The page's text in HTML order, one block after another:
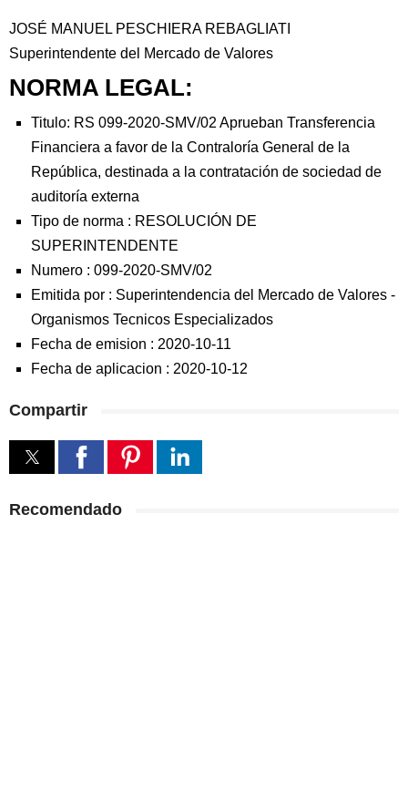
JOSÉ MANUEL PESCHIERA REBAGLIATI
Superintendente del Mercado de Valores
NORMA LEGAL:
Titulo: RS 099-2020-SMV/02 Aprueban Transferencia
Financiera a favor de la Contraloría General de la
República, destinada a la contratación de sociedad de
auditoría externa
Tipo de norma : RESOLUCIÓN DE
SUPERINTENDENTE
Numero : 099-2020-SMV/02
Emitida por : Superintendencia del Mercado de Valores -
Organismos Tecnicos Especializados
Fecha de emision : 2020-10-11
Fecha de aplicacion : 2020-10-12
Compartir
Recomendado